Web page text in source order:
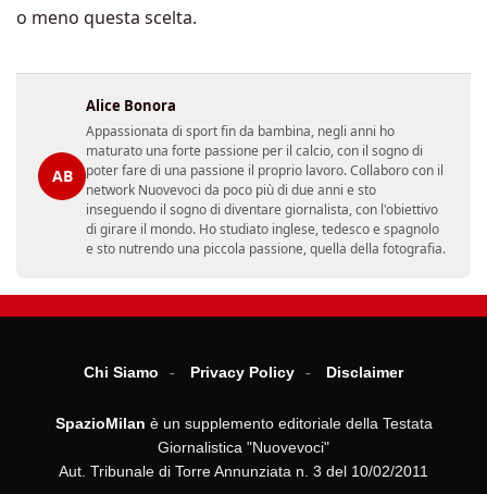
o meno questa scelta.
AB
Alice Bonora
Appassionata di sport fin da bambina, negli anni ho
maturato una forte passione per il calcio, con il sogno di
poter fare di una passione il proprio lavoro. Collaboro con il
network Nuovevoci da poco più di due anni e sto
inseguendo il sogno di diventare giornalista, con l'obiettivo
di girare il mondo. Ho studiato inglese, tedesco e spagnolo
e sto nutrendo una piccola passione, quella della fotografia.
Chi Siamo Privacy Policy Disclaimer
SpazioMilan è un supplemento editoriale della Testata
Giornalistica "Nuovevoci"
Aut. Tribunale di Torre Annunziata n. 3 del 10/02/2011